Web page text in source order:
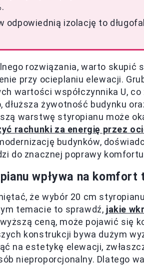
odpowiednią izolację to
rozwiązania, warto
przy ocieplaniu elewacji.
wartości współczynnika U,
dłuższa żywotność budynku
warstwę styropianu może
rachunki za energię przez
budynków,
do znacznej poprawy
wpływa na
że wybór 20 cm
temacie to sprawdź, jakie
ceną, może pojawić się
konstrukcji bywa dużym
na estetykę elewacji,
nieproporcjonalny. Dlatego